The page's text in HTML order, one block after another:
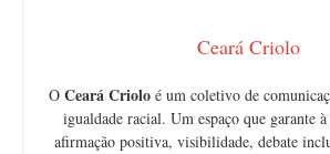
Ceará Criolo
O Ceará Crioloé um coletivo de
igualdade racial. Um espaço que garante
afirmação positiva, visibilidade, debate